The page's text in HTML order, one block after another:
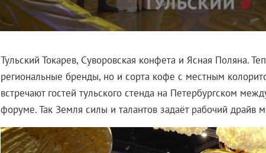
Тульский Токарев, Суворовская конфета и Ясная Поляна.
региональные бренды, но и сорта кофе с местным
встречают гостей тульского стенда на Петербургском
форуме. Так Земля силы и талантов задаёт рабочий драйв